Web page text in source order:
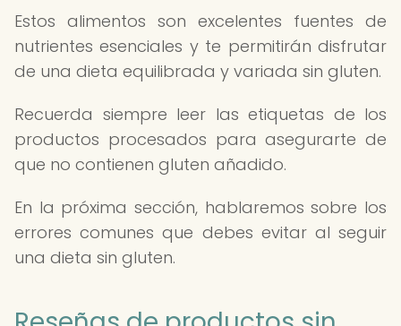
Estos alimentos son excelentes fuentes de
nutrientes esenciales y te permitirán disfrutar
de una dieta equilibrada y variada sin gluten.
Recuerda siempre leer las etiquetas de los
productos procesados para asegurarte de
que no contienen gluten añadido.
En la próxima sección, hablaremos sobre los
errores comunes que debes evitar al seguir
una dieta sin gluten.